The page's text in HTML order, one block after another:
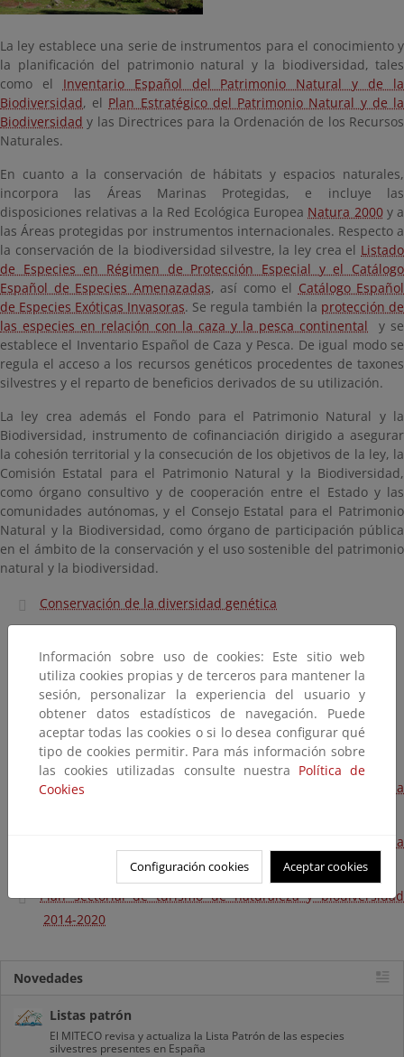
La ley establece una serie de instrumentos para el conocimiento y
la planificación del patrimonio natural y la biodiversidad, tales
como el Inventario Español del Patrimonio Natural y de la
Biodiversidad, el Plan Estratégico del Patrimonio Natural y de la
Biodiversidad y las Directrices para la Ordenación de los Recursos
Naturales.
En cuanto a la conservación de hábitats y espacios naturales,
incorpora las Áreas Marinas Protegidas, e incluye las
disposiciones relativas a la Red Ecológica Europea Natura 2000y a
las Áreas protegidas por instrumentos internacionales. Respecto a
la conservación de la biodiversidad silvestre, la ley crea el Listado
de Especies en Régimen de Protección Especial y el Catálogo
Español de Especies Amenazadas, así como el Catálogo Español
de Especies Exóticas Invasoras. Se regula también la protección de
las especies en relación con la caza y la pesca continental y se
establece el Inventario Español de Caza y Pesca. De igual modo se
regula el acceso a los recursos genéticos procedentes de taxones
silvestres y el reparto de beneficios derivados de su utilización.
La ley crea además el Fondo para el Patrimonio Natural y la
Biodiversidad, instrumento de cofinanciación dirigido a asegurar
la cohesión territorial y la consecución de los objetivos de la ley, la
Comisión Estatal para el Patrimonio Natural y la Biodiversidad,
como órgano consultivo y de cooperación entre el Estado y las
comunidades autónomas, y el Consejo Estatal para el Patrimonio
Natural y la Biodiversidad, como órgano de participación pública
en el ámbito de la conservación y el uso sostenible del patrimonio
natural y la biodiversidad.
Conservación de la diversidad genética
Conservación de ecosistemas naturales
Plan estratégico del patrimonio natural y la biodiversidad
Directrices de ordenación de los recursos naturales
Fondo para el patrimonio natural y la biodiversidad
Comisión estatal para el patrimonio natural y la
Consejo estatal para el patrimonio natural y la
Plan sectorial de turismo de naturaleza y biodiversidad
2014-2020
Novedades
Listas patrón
El MITECO revisa y actualiza la Lista Patrón de las especies
silvestres presentes en España
Información sobre uso de cookies: Este sitio web
utiliza cookies propias y de terceros para mantener la
sesión, personalizar la experiencia del usuario y
obtener datos estadísticos de navegación. Puede
aceptar todas las cookies o si lo desea configurar qué
tipo de cookies permitir. Para más información sobre
las cookies utilizadas consulte nuestra Política de
Cookies
Configuración cookies Aceptar cookies